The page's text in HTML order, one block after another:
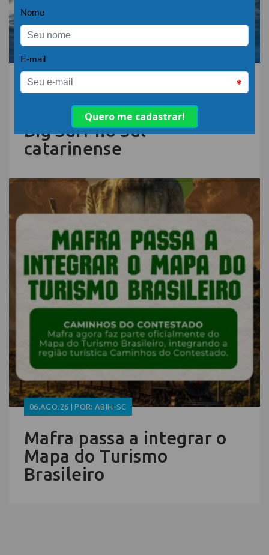
06.AGO.26 | POR: ABIH-SC
Sebrae/SC e Movimento
Big Wave lançam Rota do
Big Surf no Sul
catarinense
06.AGO.26 | POR: ABIH-SC
Mafra passa a integrar o
Mapa do Turismo
Brasileiro